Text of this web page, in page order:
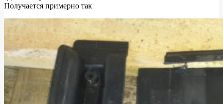
Получается примерно так